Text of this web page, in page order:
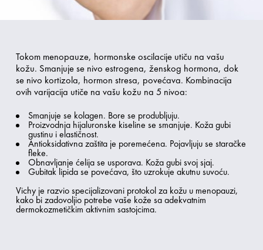
Tokom menopauze, hormonske oscilacije utiču na vašu
kožu. Smanjuje se nivo estrogena, ženskog hormona, dok
se nivo kortizola, hormon stresa, povećava. Kombinacija
ovih varijacija utiče na vašu kožu na 5 nivoa:
Smanjuje se kolagen. Bore se produbljuju.
Proizvodnja hijaluronske kiseline se smanjuje. Koža gubi
gustinu i elastičnost.
Antioksidativna zaštita je poremećena. Pojavljuju se staračke
fleke.
Obnavljanje ćelija se usporava. Koža gubi svoj sjaj.
Gubitak lipida se povećava, što uzrokuje akutnu suvoću.
Vichy je razvio specijalizovani protokol za kožu u menopauzi,
kako bi zadovoljio potrebe vaše kože sa adekvatnim
dermokozmetičkim aktivnim sastojcima.